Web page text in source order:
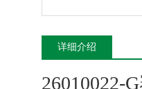
详细介绍
26010022-